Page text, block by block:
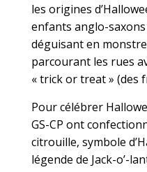
les origines
enfants anglo-
déguisant en
parcourant les rues
« trick or treat » (des
Pour célébrer
GS-CP ont
citrouille, symbole
légende de Jack-o’-